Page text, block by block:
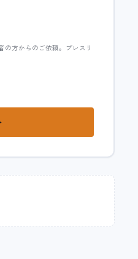
の方からのご依頼。プレスリ